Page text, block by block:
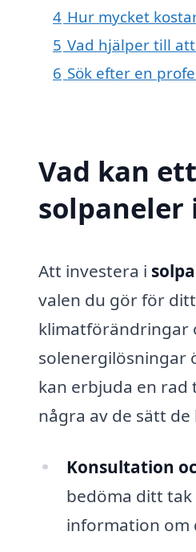
4 Hur mycket
5 Vad hjälper till
6 Sök efter en
Vad kan
solpaneler
Att investera i
valen du gör för
klimatförändringar
solenergilösningar
kan erbjuda en rad
några av de sätt de
Konsultation
bedöma ditt tak
information om